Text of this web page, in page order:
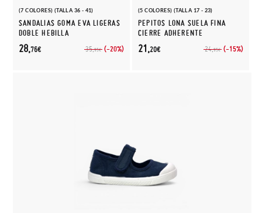
(7 COLORES) (TALLA 36 - 41)
SANDALIAS GOMA EVA LIGERAS
DOBLE HEBILLA
35,95€ (-20%)
28,76€
(5 COLORES) (TALLA 17 - 23)
PEPITOS LONA SUELA FINA
CIERRE ADHERENTE
24,95€ (-15%)
21,20€